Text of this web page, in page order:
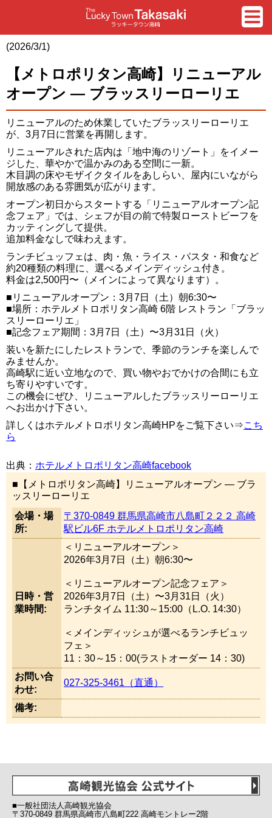
(2026/3/1)
【メトロポリタン高崎】リニューアル
オープン — ブラッスリーローリエ
リニューアルのため休業していたブラッスリーローリエ
が、3月7日に営業を再開します。
リニューアルされた店内は「地中海のリゾート」をイメー
ジした、華やかで温かみのある空間に一新。
木目調の床やモザイクタイルをあしらい、屋内にいながら
開放感のある雰囲気が広がります。
オープン初日からスタートする「リニューアルオープン記
念フェア」では、シェフが目の前で特製ローストビーフを
カッティングして提供。
追加料金なしで味わえます。
ランチビュッフェは、肉・魚・ライス・パスタ・和食など
約20種類の料理に、選べるメインディッシュ付き。
料金は2,500円〜（メインによって異なります）。
■リニューアルオープン：3月7日（土）朝6:30〜
■場所：ホテルメトロポリタン高崎 6階 レストラン「ブラッ
スリーローリエ」
■記念フェア期間：3月7日（土）〜3月31日（火）
装いを新たにしたレストランで、季節のランチを楽しんで
みませんか。
高崎駅に近い立地なので、買い物やおでかけの合間にも立
ち寄りやすいです。
この機会にぜひ、リニューアルしたブラッスリーローリエ
へお出かけ下さい。
詳しくはホテルメトロポリタン高崎HPをご覧下さい⇒こち
ら
出典： ホテルメトロポリタン高崎facebook
■【メトロポリタン高崎】リニューアルオープン — ブラ
ッスリーローリエ
会場・場
所:
〒370-0849 群馬県高崎市八島町２２２ 高崎
駅ビル6F ホテルメトロポリタン高崎
日時・営
業時間:
＜リニューアルオープン＞
2026年3月7日（土）朝6:30〜
＜リニューアルオープン記念フェア＞
2026年3月7日（土）〜3月31日（火）
ランチタイム 11:30～15:00（L.O. 14:30）
＜メインディッシュが選べるランチビュッ
フェ＞
11：30～15：00(ラストオーダー 14：30)
お問い合
わせ:
027-325-3461（直通）
備考:
■一般社団法人高崎観光協会
〒370-0849 群馬県高崎市八島町222 高崎モントレー2階